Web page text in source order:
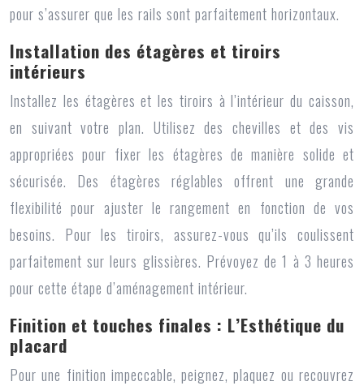
pour s’assurer que les rails sont parfaitement horizontaux.
Installation des étagères et tiroirs
intérieurs
Installez les étagères et les tiroirs à l’intérieur du caisson,
en suivant votre plan. Utilisez des chevilles et des vis
appropriées pour fixer les étagères de manière solide et
sécurisée. Des étagères réglables offrent une grande
flexibilité pour ajuster le rangement en fonction de vos
besoins. Pour les tiroirs, assurez-vous qu’ils coulissent
parfaitement sur leurs glissières. Prévoyez de 1 à 3 heures
pour cette étape d’aménagement intérieur.
Finition et touches finales : L’Esthétique du
placard
Pour une finition impeccable, peignez, plaquez ou recouvrez